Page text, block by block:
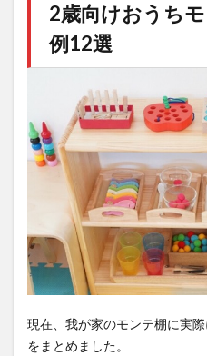
2歳向けおうち
例12選
現在、我が家のモンテ棚に実
をまとめました。